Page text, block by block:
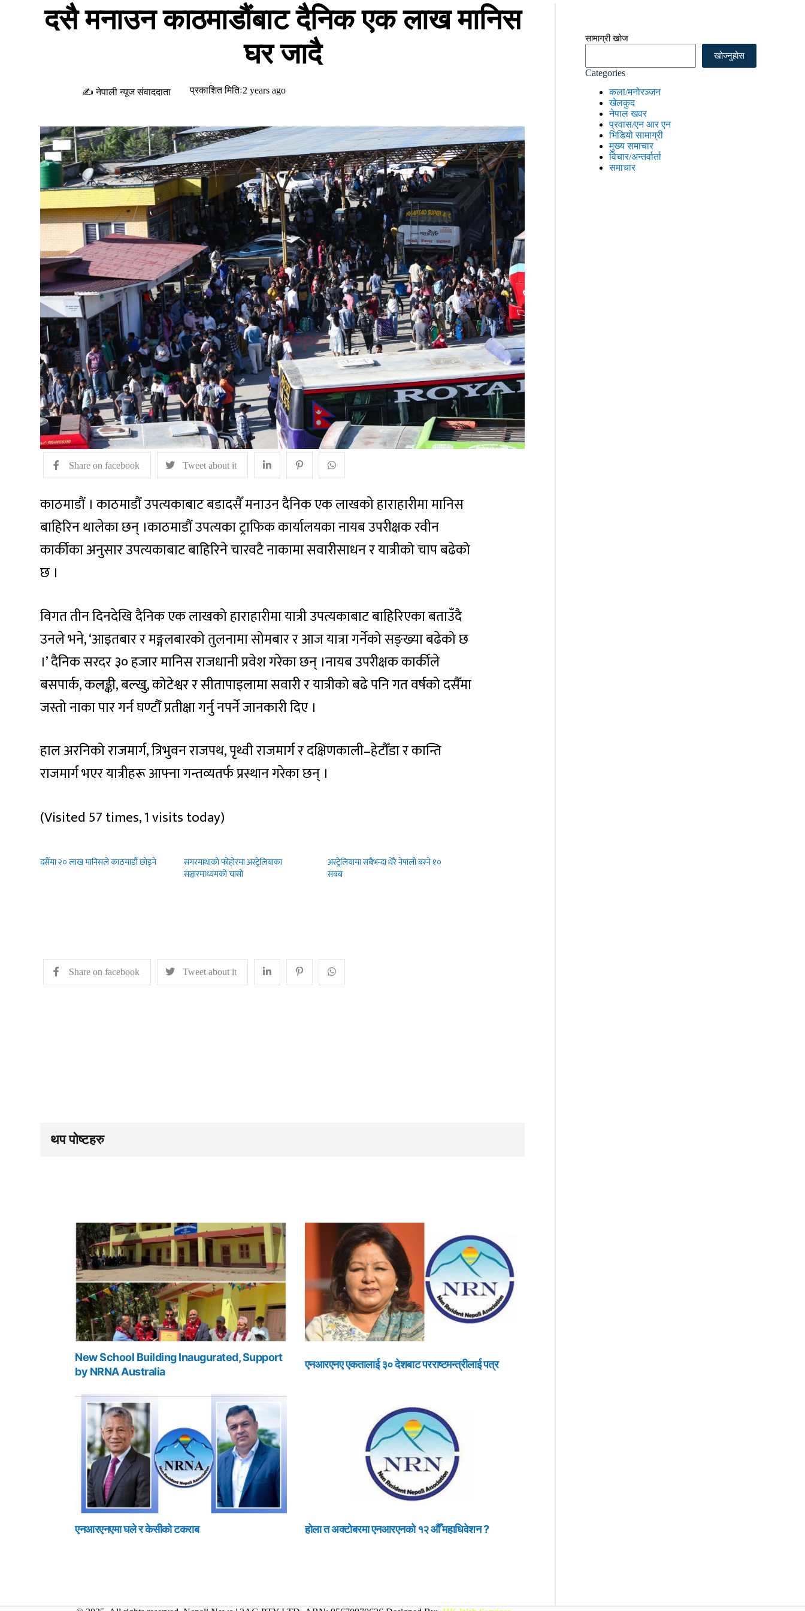
दसै मनाउन काठमाडौंबाट दैनिक एक लाख मानिस
घर जादै
✍ नेपाली न्यूज संवाददाता प्रकाशित मितिः2 years ago
Share on facebook Tweet about it
काठमाडौं । काठमाडौं उपत्यकाबाट बडादसैँ मनाउन दैनिक एक लाखको हाराहारीमा मानिस
बाहिरिन थालेका छन् ।काठमाडौं उपत्यका ट्राफिक कार्यालयका नायब उपरीक्षक रवीन
कार्कीका अनुसार उपत्यकाबाट बाहिरिने चारवटै नाकामा सवारीसाधन र यात्रीको चाप बढेको
छ ।
विगत तीन दिनदेखि दैनिक एक लाखको हाराहारीमा यात्री उपत्यकाबाट बाहिरिएका बताउँदै
उनले भने, ‘आइतबार र मङ्गलबारको तुलनामा सोमबार र आज यात्रा गर्नेको सङ्ख्या बढेको छ
।’ दैनिक सरदर ३० हजार मानिस राजधानी प्रवेश गरेका छन् ।नायब उपरीक्षक कार्कीले
बसपार्क, कलङ्की, बल्खु, कोटेश्वर र सीतापाइलामा सवारी र यात्रीको बढे पनि गत वर्षको दसैँमा
जस्तो नाका पार गर्न घण्टौँ प्रतीक्षा गर्नु नपर्ने जानकारी दिए ।
हाल अरनिको राजमार्ग, त्रिभुवन राजपथ, पृथ्वी राजमार्ग र दक्षिणकाली–हेटौँडा र कान्ति
राजमार्ग भएर यात्रीहरू आफ्ना गन्तव्यतर्फ प्रस्थान गरेका छन् ।
(Visited 57 times, 1 visits today)
दसैँमा २० लाख मानिसले काठमाडौँ छोड्ने
सगरमाथाको फोहोरमा अस्ट्रेलियाका
सञ्चारमाध्यमको चासो
अस्ट्रेलियामा सबैभन्दा धेरै नेपाली बस्ने १०
सबब
Share on facebook Tweet about it
थप पोष्टहरु
New School Building Inaugurated, Support
by NRNA Australia
एनआरएनए एकतालाई ३० देशबाट परराष्टमन्त्रीलाई पत्र
एनआरएनएमा घले र केसीको टकराब होला त अक्टोबरमा एनआरएनको १२ औँ महाधिवेशन ?
सामाग्री खोज
खोज्नुहोस
Categories
कला/मनोरञ्जन
खेलकुद
नेपाल खवर
प्रवास/एन आर एन
भिडियो सामाग्री
मुख्य समाचार
विचार/अन्तर्वार्ता
समाचार